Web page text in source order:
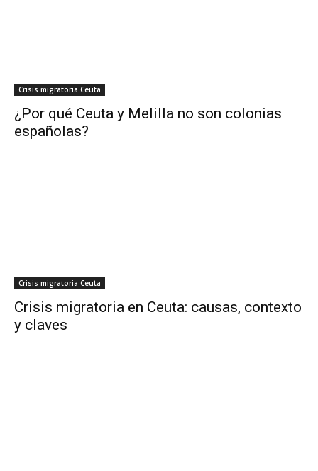
Crisis migratoria Ceuta
¿Por qué Ceuta y Melilla no son colonias
españolas?
Crisis migratoria Ceuta
Crisis migratoria en Ceuta: causas, contexto
y claves